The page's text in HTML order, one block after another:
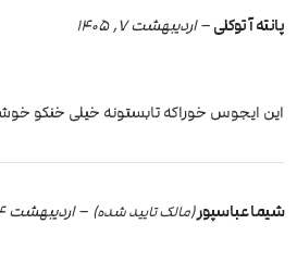
پانته آ توکلی–اردیبهشت 7, 1405
این ایجوس خوراکه تابستونه خیلی خنکو
شیما عباسپور(مالک تایید شده) –اردیبهشت 24, 1405